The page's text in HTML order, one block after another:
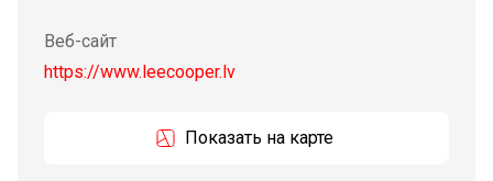
Веб-сайт
https://www.leecooper.lv
Показать на карте